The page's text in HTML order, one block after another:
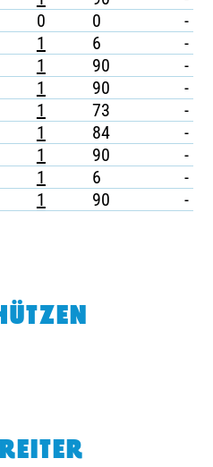
0 0
-
1 6
-
1 90
-
1 90
-
1 73
-
1 84
-
1 90
-
1 6
-
1 90 -